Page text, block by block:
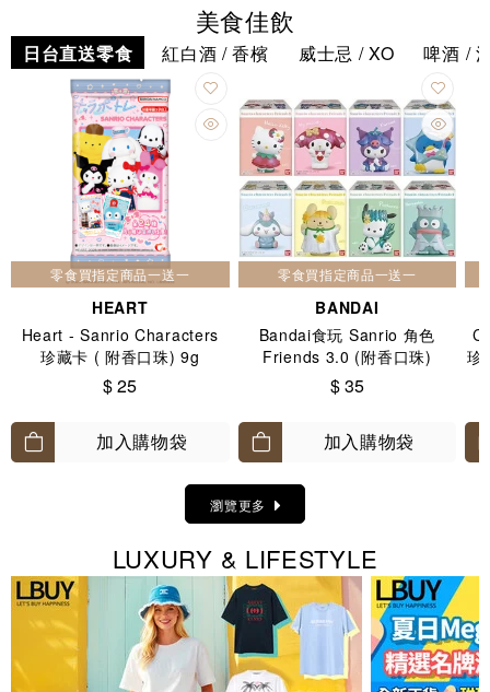
美食佳飲
日台直送零食 紅白酒 / 香檳 威士忌 / XO 啤酒 /
零食買指定商品一送一
HEART
Heart - Sanrio Characters
珍藏卡 ( 附香口珠) 9g
$ 25
加入購物袋
零食買指定商品一送一
BANDAI
Bandai食玩 Sanrio 角色
Friends 3.0 (附香口珠)
$ 35
加入購物袋
珍
瀏覽更多
LUXURY & LIFESTYLE